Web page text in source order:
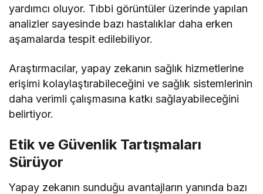
yardımcı oluyor. Tıbbi görüntüler üzerinde yapılan
analizler sayesinde bazı hastalıklar daha erken
aşamalarda tespit edilebiliyor.
Araştırmacılar, yapay zekanın sağlık hizmetlerine
erişimi kolaylaştırabileceğini ve sağlık sistemlerinin
daha verimli çalışmasına katkı sağlayabileceğini
belirtiyor.
Etik ve Güvenlik Tartışmaları
Sürüyor
Yapay zekanın sunduğu avantajların yanında bazı